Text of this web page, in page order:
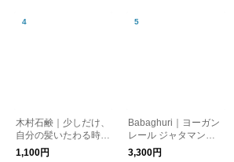
木村石鹸｜少しだけ、
自分の髪いたわる時
間。12/JU-NI シャン
1,100円
Babaghuri｜ヨーガン
レール ジャタマンシ
のシャンプー&リンス
3,300円